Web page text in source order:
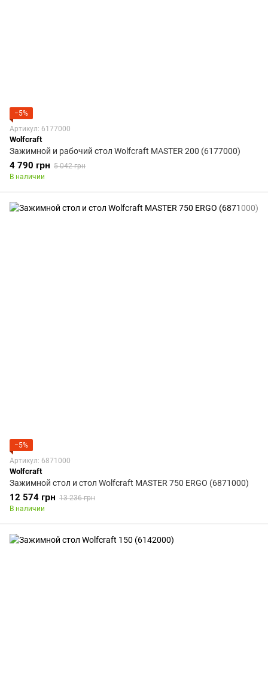
−5%
Артикул: 6177000
Wolfcraft
Зажимной и рабочий стол Wolfcraft MASTER 200 (6177000)
4 790 грн 5 042 грн
В наличии
−5%
Артикул: 6871000
Wolfcraft
Зажимной стол и стол Wolfcraft MASTER 750 ERGO (6871000)
12 574 грн 13 236 грн
В наличии